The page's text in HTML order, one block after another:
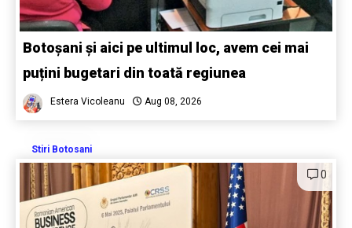
Botoșani și aici pe ultimul loc, avem cei mai
puțini bugetari din toată regiunea
Estera Vicoleanu Aug 08, 2026
Stiri Botosani
0